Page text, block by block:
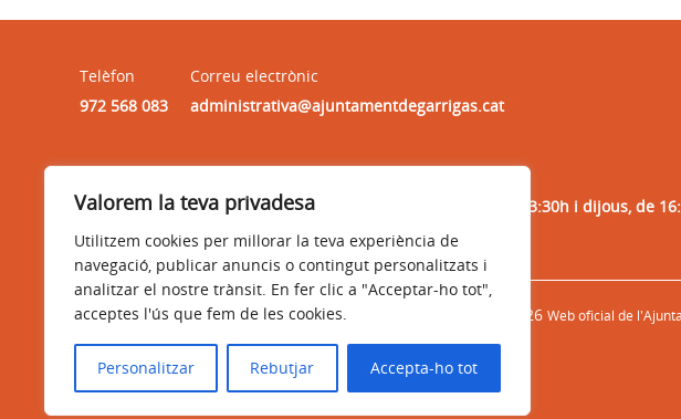
Valorem la teva privadesa
Utilitzem cookies per millorar la teva experiència de
navegació, publicar anuncis o contingut personalitzats i
analitzar el nostre trànsit. En fer clic a "Acceptar-ho tot",
acceptes l'ús que fem de les cookies.
Personalitzar Rebutjar Accepta-ho tot
Telèfon
972 568 083
Correu electrònic
administrativa@ajuntamentdegarrigas.cat
HORARI : dilluns, dimarts, dimecres i divendres, de 9:30h a 13:30h i dijous, de
a 13:30h
Avís legal Política de privacitat © 2026 Web oficial de